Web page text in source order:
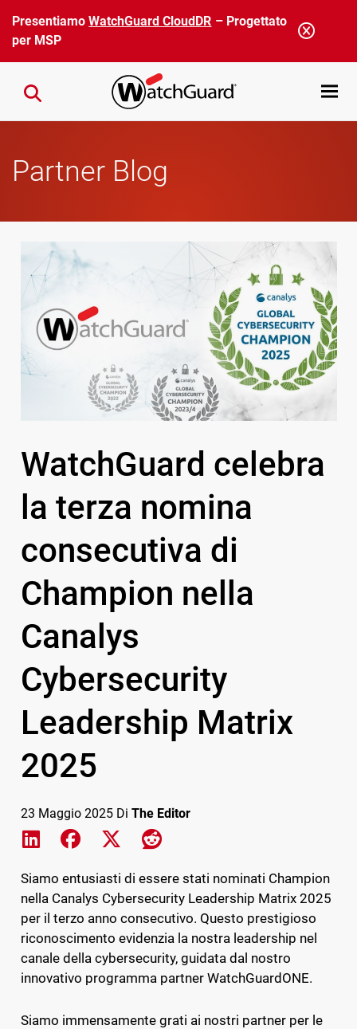
Salta al contenuto principale
PresentiamoWatchGuard CloudDR – Progettato
per MSP
Open
Close search
Partner Blog
WatchGuard celebra
la terza nomina
consecutiva di
Champion nella
Canalys
Cybersecurity
Leadership Matrix
2025
23 Maggio 2025 Di The Editor
Share on LinkedIn
Share on Facebook
Share on XShare on Reddit
Siamo entusiasti di essere stati nominati Champion
nella Canalys Cybersecurity Leadership Matrix 2025
per il terzo anno consecutivo. Questo prestigioso
riconoscimento evidenzia la nostra leadership nel
canale della cybersecurity, guidata dal nostro
innovativo programma partner WatchGuardONE.
Siamo immensamente grati ai nostri partner per le